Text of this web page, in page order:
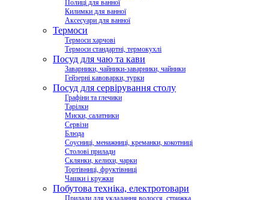
Полиці для ванної
Килимки для ванної
Аксесуари для ванної
Термоси
Термоси харчові
Термоси стандартні, термокухлі
Посуд для чаю та кави
Заварники, чайники-заварники, чайники
Гейзерні кавоварки, турки
Посуд для сервірування столу
Графіни та глечики
Тарілки
Миски, салатники
Сервізи
Блюда
Соусниці, менажниці, креманки, кокотниці
Столові прилади
Склянки, келихи, чарки
Тортівниці, фруктівниці
Чашки і кружки
Побутова техніка, електротовари
Прилади для укладання волосся, стрижка